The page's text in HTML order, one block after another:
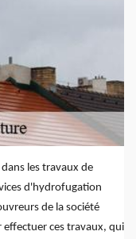
les travaux de
d'hydrofugation
de la société
ces travaux, qui